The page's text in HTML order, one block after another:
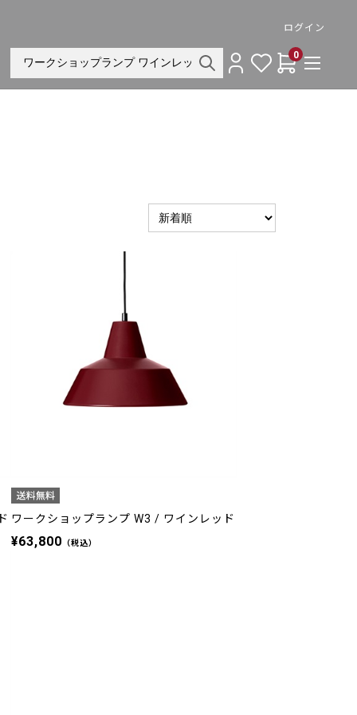
ログイン
0
ワークショップランプ W3 / ワインレッド
¥63,800 （税込）